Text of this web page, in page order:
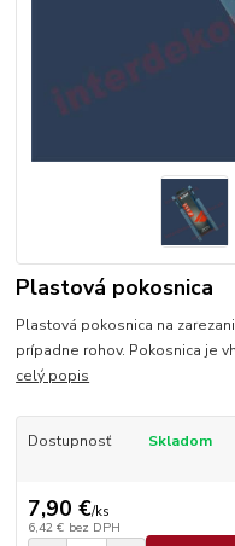
Plastová pokosnica
Plastová pokosnica na
prípadne rohov. Pokosnica je
celý popis
Dostupnosť Skladom
7,90 €/ks
6,42 € bez DPH